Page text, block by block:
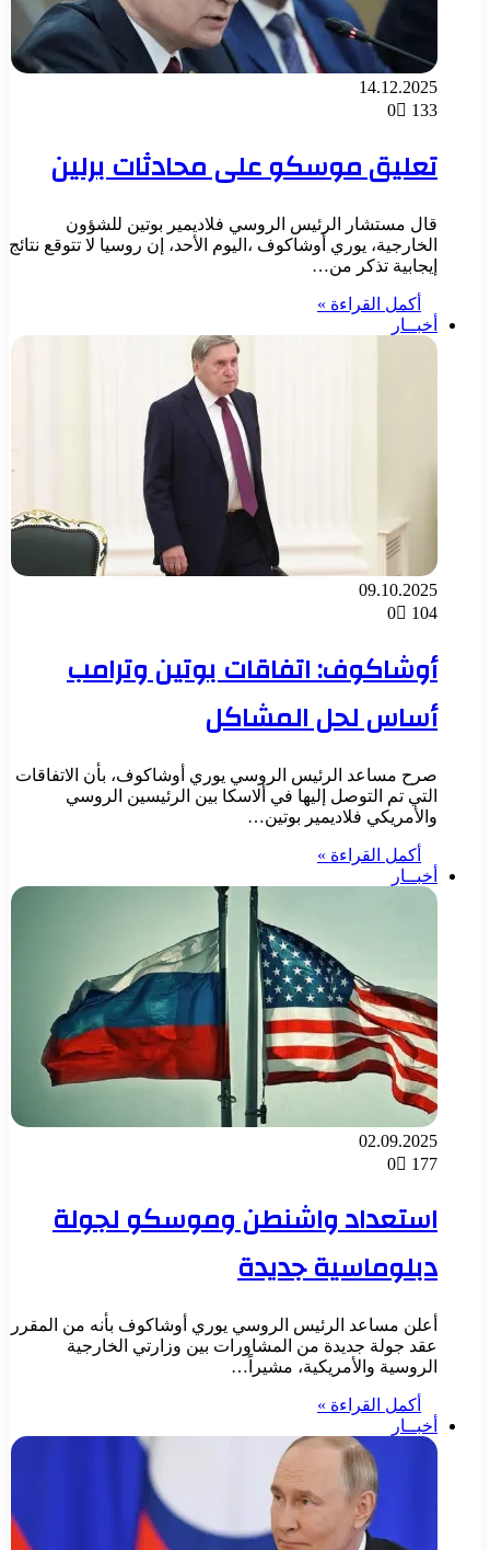
14.12.2025
0
133
تعليق موسكو على محادثات برلين
قال مستشار الرئيس الروسي فلاديمير بوتين للشؤون
الخارجية، يوري أوشاكوف ،اليوم الأحد، إن روسيا لا تتوقع نتائج
إيجابية تذكر من…
أكمل القراءة »
أخبــار
09.10.2025
0
104
أوشاكوف: اتفاقات بوتين وترامب
أساس لحل المشاكل
صرح مساعد الرئيس الروسي يوري أوشاكوف، بأن الاتفاقات
التي تم التوصل إليها في ألاسكا بين الرئيسين الروسي
والأمريكي فلاديمير بوتين…
أكمل القراءة »
أخبــار
02.09.2025
0
177
استعداد واشنطن وموسكو لجولة
دبلوماسية جديدة
أعلن مساعد الرئيس الروسي يوري أوشاكوف بأنه من المقرر
عقد جولة جديدة من المشاورات بين وزارتي الخارجية
الروسية والأمريكية، مشيراً…
أكمل القراءة »
أخبــار